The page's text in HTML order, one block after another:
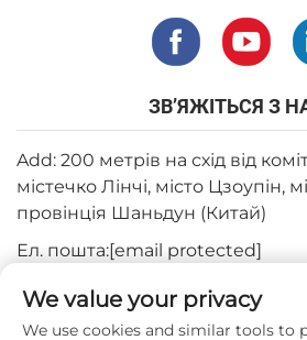
ЗВ’ЯЖІТЬСЯ З
Add: 200 метрів на схід від
містечко Лінчі, місто Цзоупін,
провінція Шаньдун (Китай)
Ел. пошта:[email protected]
Тел.:
+82-3180427370
Телефон:+86-15564344404
We value your privacy
We use cookies and similar tools to